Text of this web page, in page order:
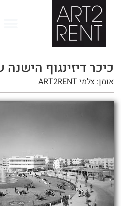
כיכר דיזינגוף הישנה
אומן: צלמי ART2RENT